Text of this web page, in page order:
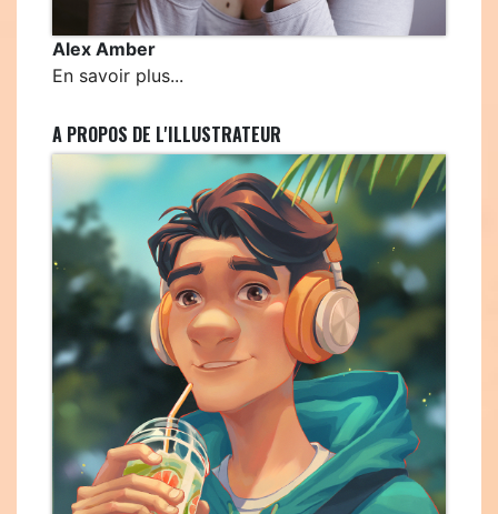
Alex Amber
En savoir plus...
A PROPOS DE L'ILLUSTRATEUR